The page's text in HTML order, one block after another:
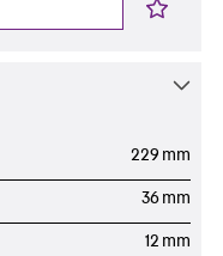
229 mm
36 mm
12 mm